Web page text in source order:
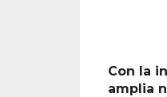
Con la
amplia